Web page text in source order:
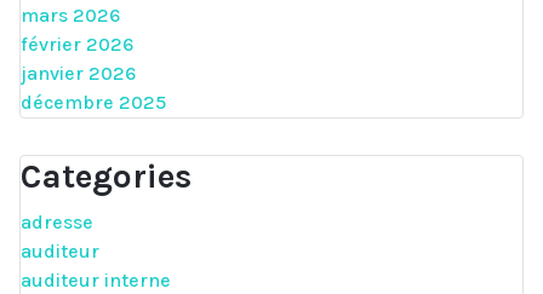
mars 2026
février 2026
janvier 2026
décembre 2025
Categories
adresse
auditeur
auditeur interne